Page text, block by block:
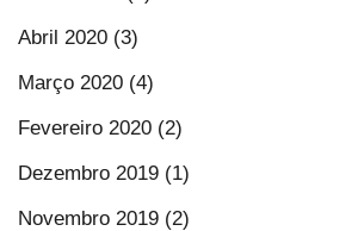
Abril 2020 (3)
Março 2020 (4)
Fevereiro 2020 (2)
Dezembro 2019 (1)
Novembro 2019 (2)